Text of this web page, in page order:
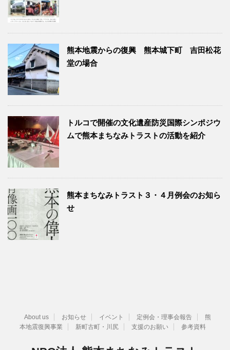
熊本地震からの復興 熊本城下町 吉田松花
堂の場合
トルコで開催の文化遺産防災国際シンポジウ
ムで熊本まちなみトラストの活動を紹介
熊本まちなみトラスト３・４月例会のお知ら
せ
About us お知らせ イベント 定例会・理事会報告
熊
本地震復興事業
新町古町・川尻 支援のお願い 参考資料